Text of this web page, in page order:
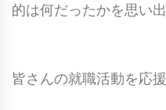
的は何だったかを思い
皆さんの就職活動を応